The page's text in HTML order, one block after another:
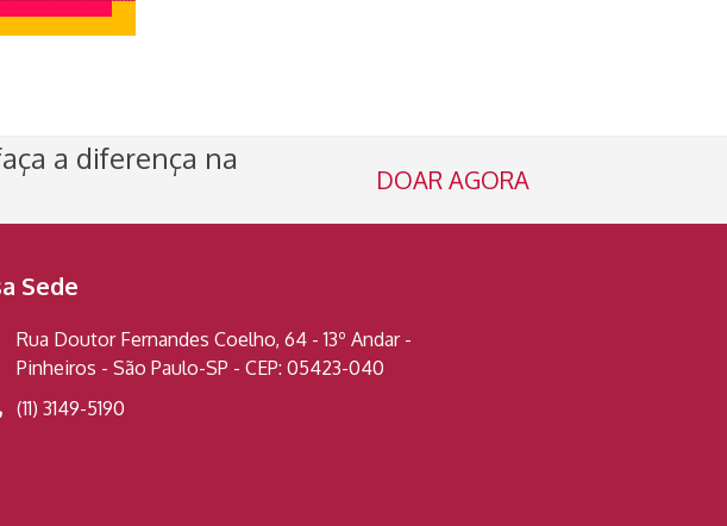
a diferença na
DOAR AGORA
Sede
Rua Doutor Fernandes Coelho, 64 - 13º Andar -
Pinheiros - São Paulo-SP - CEP: 05423-040
(11) 3149-5190